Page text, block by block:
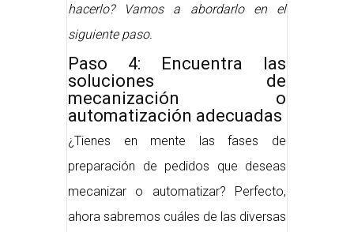
hacerlo? Vamos a abordarlo en el
siguiente paso.
Paso 4: Encuentra las
soluciones de
mecanización o
automatización adecuadas
¿Tienes en mente las fases de
preparación de pedidos que deseas
mecanizar o automatizar? Perfecto,
ahora sabremos cuáles de las diversas